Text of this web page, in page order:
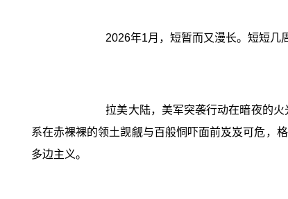
2026年1月，短暂而又漫长。短短几
拉美大陆，美军突袭行动在暗夜的
系在赤裸裸的领土觊觎与百般恫吓面前岌岌可危，
多边主义。